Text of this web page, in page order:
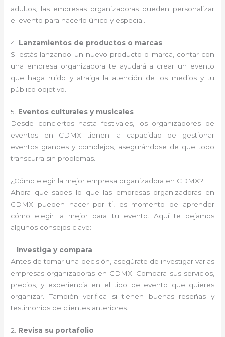
adultos, las empresas organizadoras pueden personalizar
el evento para hacerlo único y especial.
4. Lanzamientos de productos o marcas
Si estás lanzando un nuevo producto o marca, contar con
una empresa organizadora te ayudará a crear un evento
que haga ruido y atraiga la atención de los medios y tu
público objetivo.
5. Eventos culturales y musicales
Desde conciertos hasta festivales, los organizadores de
eventos en CDMX tienen la capacidad de gestionar
eventos grandes y complejos, asegurándose de que todo
transcurra sin problemas.
¿Cómo elegir la mejor empresa organizadora en CDMX?
Ahora que sabes lo que las empresas organizadoras en
CDMX pueden hacer por ti, es momento de aprender
cómo elegir la mejor para tu evento. Aquí te dejamos
algunos consejos clave:
1. Investiga y compara
Antes de tomar una decisión, asegúrate de investigar varias
empresas organizadoras en CDMX. Compara sus servicios,
precios, y experiencia en el tipo de evento que quieres
organizar. También verifica si tienen buenas reseñas y
testimonios de clientes anteriores.
2. Revisa su portafolio